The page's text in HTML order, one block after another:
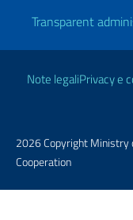
Transparent
Useful links
Note legaliPrivacy e
2026 Copyright Ministry
Cooperation